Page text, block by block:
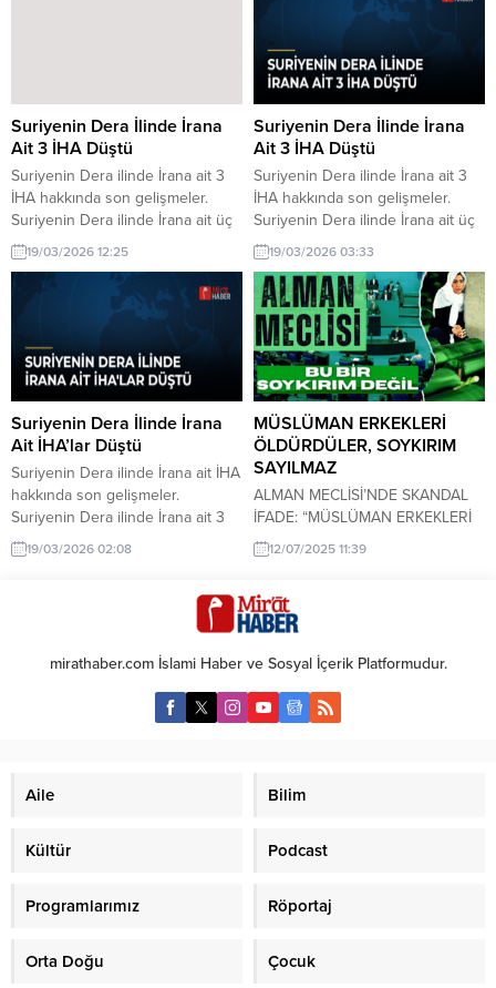
bölgedeki istikrarı sağlamaya
yönelik önemli bir adım attı.
Suriyenin Dera İlinde İrana
Ait 3 İHA Düştü
Suriyenin Dera ilinde İrana ait 3
İHA hakkında son gelişmeler.
Suriyenin Dera ilinde İrana ait üç
insansız hava aracı düştü. Olayın
ardından bölgede güvenlik
önlemleri artırıldı.
19/03/2026 12:25
Suriyenin Dera İlinde İrana
Ait 3 İHA Düştü
Suriyenin Dera ilinde İrana ait 3
İHA hakkında son gelişmeler.
Suriyenin Dera ilinde İrana ait üç
insansız hava aracı düştü. Olayın
ardından bölgede güvenlik
önlemleri artırıldı.
19/03/2026 03:33
Suriyenin Dera İlinde İrana
Ait İHA’lar Düştü
Suriyenin Dera ilinde İrana ait İHA
hakkında son gelişmeler.
Suriyenin Dera ilinde İrana ait 3
İHA'nın düşmesi, bölgede gerilimi
artırdı. Olayın nedeni henüz kesin
19/03/2026 02:08
MÜSLÜMAN ERKEKLERİ
ÖLDÜRDÜLER, SOYKIRIM
SAYILMAZ
ALMAN MECLİSİ’NDE SKANDAL
İFADE: “MÜSLÜMAN ERKEKLERİ
ÖLDÜRDÜLER, SOYKIRIM
SAYILMAZ” Alman milletvekilinden
yorum Almanya Federal
Meclisi’nde yapılan Srebrenitsa
oturumunda akıllara durgunluk
veren bir ifade kullanıldı. Bir
Alman milletvekili, 1995 yılında
Bosna’da yaşanan ve binlerce
erkekleri öldürdüler, bu soykırım
12/07/2025 11:39
mirathaber.com İslami Haber ve Sosyal İçerik Platformudur.
Aile Bilim
Kültür Podcast
Programlarımız Röportaj
Orta Doğu Çocuk